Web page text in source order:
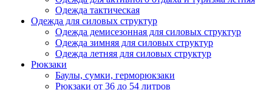
Одежда тактическая
Одежда для силовых структур
Одежда демисезонная для силовых структур
Одежда зимняя для силовых структур
Одежда летняя для силовых структур
Рюкзаки
Баулы, сумки, герморюкзаки
Рюкзаки от 36 до 54 литров